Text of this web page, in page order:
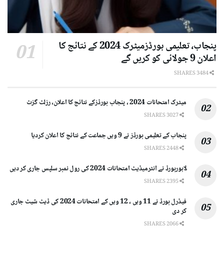
پنجاب، تعلیمی بورڈزمیٹرک 2024 کے نتائج کا
اعلان 9 جولائی کو کریں گے
میٹرک امتحانات 2024 ، پنجاب بورڈزکے نتائج کا اعلان، رزلٹ گزٹ
پنجاب کے تعلیمی بورڈز نے 9 ویں جماعت کے نتائج کا اعلان کردیا
لاہوربورڈ نے انٹرمیڈیٹ امتحانات 2024 کی رول نمبر سلپس جاری کر دیں
فیڈرل بورڈ نے 11 ویں ، 12 ویں کے امتحانات 2024 کی ڈیٹ شیٹ جاری
کر دی